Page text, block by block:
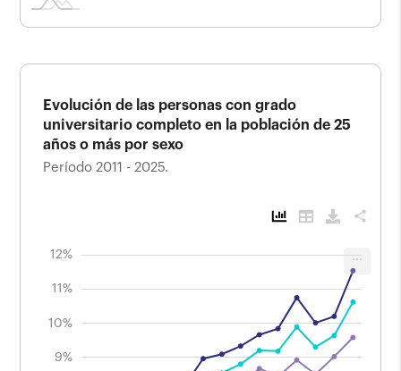
Evolución de las personas con grado
universitario completo en la población de 25
años o más por sexo
Período 2011 - 2025.
share
Evolución de las personas con grado
universitario completo en la población de
25 años o más por sexo
9%
10%
11%
12% ...